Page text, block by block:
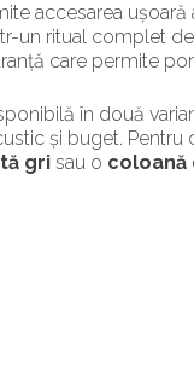
accesarea
un ritual complet
care permite
în două
și buget.
gri sau o coloană